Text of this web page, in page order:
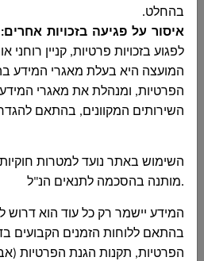
בהחלט.
איסור על פגיעה בזכויות אחרים:
לפגוע בזכויות פרטיות, קניין רוחני
המועצה היא בעלת מאגרי המידע
הפרטיות, ומנהלת את מאגרי
השירותים המקוונים, בהתאם
השימוש באתר נועד למטרות
מותנה בהסכמה לתנאים הנ"ל.
המידע יישמר רק כל עוד הוא
בהתאם ללוחות הזמנים הקבועים
הפרטיות, תקנות הגנת הפרטיות